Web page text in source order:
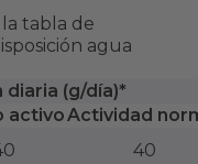
tabla de
agua
diaria (g/día)*
activoActividad
40